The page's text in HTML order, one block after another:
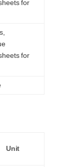
for
for
Unit